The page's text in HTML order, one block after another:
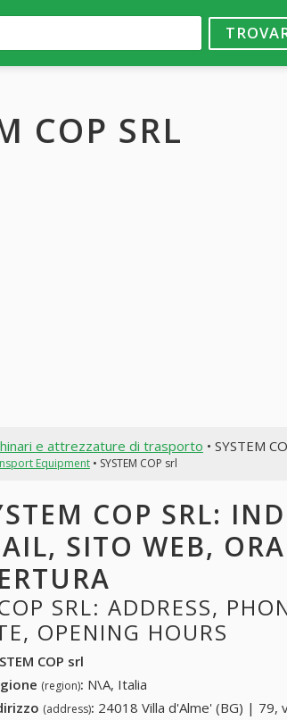
COP SRL
e attrezzature di trasporto • SYSTEM
Equipment• SYSTEM COP srl
COP SRL:
SITO WEB,
SRL: ADDRESS,
OPENING HOURS
COP srl
(region): N\A, Italia
(address): 24018 Villa d'Alme' (BG) | 79,